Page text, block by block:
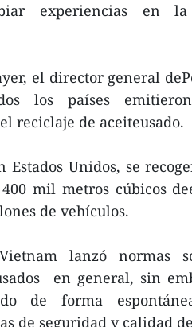
experiencias en
el director general
los países
reciclaje de aceiteusado.
Estados Unidos, se
mil metros cúbicos
de vehículos.
lanzó normas
en general, sin
de forma
de seguridad y calidad